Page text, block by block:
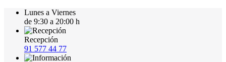
Lunes a Viernes
de 9:30 a 20:00 h
Recepción
91 577 44 77